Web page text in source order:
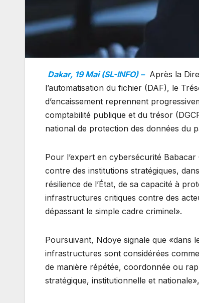
Dakar, 19 Mai (SL-INFO) – Après la
l’automatisation du fichier (DAF), le
d’encaissement reprennent
comptabilité publique et du trésor
national de protection des données du
Pour l’expert en cybersécurité
contre des institutions stratégiques,
résilience de l’État, de sa capacité à
infrastructures critiques contre des
dépassant le simple cadre criminel».
Poursuivant, Ndoye signale que «dans
infrastructures sont considérées
de manière répétée, coordonnée ou
stratégique, institutionnelle et